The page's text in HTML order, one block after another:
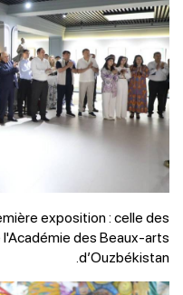
exposition : celle des
des Beaux-arts
d’Ouzbékistan.